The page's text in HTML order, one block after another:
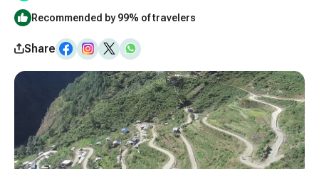
Recommended by 99% of travelers
Share